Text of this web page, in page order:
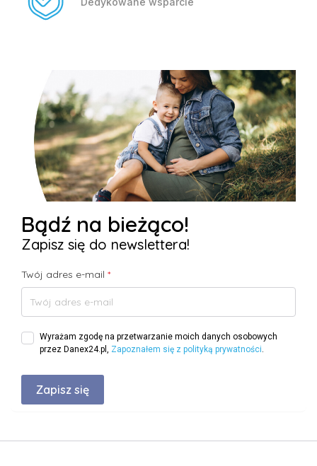
Bądź na bieżąco!
Zapisz się do newslettera!
Twój adres e-mail *
Wyrażam zgodę na przetwarzanie moich danych osobowych
przez Danex24.pl, Zapoznałem się z polityką prywatności